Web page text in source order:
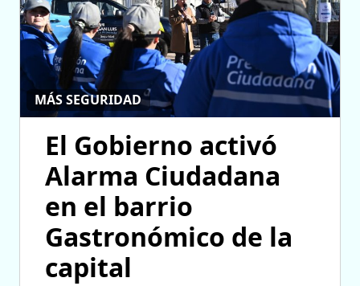
MÁS SEGURIDAD
El Gobierno activó
Alarma Ciudadana
en el barrio
Gastronómico de la
capital